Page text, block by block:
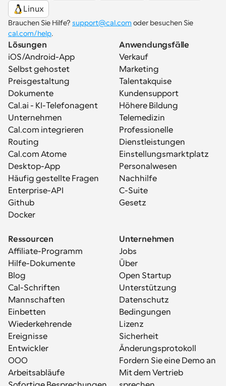
Linux
Brauchen Sie Hilfe? support@cal.com
cal.com/help.
Lösungen
iOS/Android-App
Selbst gehostet
Preisgestaltung
Dokumente
Cal.ai - KI-Telefonagent
Unternehmen
Cal.com integrieren
Routing
Cal.com Atome
Desktop-App
Häufig gestellte Fragen
Enterprise-API
Github
Docker
Anwendungsfälle
Verkauf
Marketing
Talentakquise
Kundensupport
Höhere Bildung
Telemedizin
Professionelle
Dienstleistungen
Einstellungsmarktplatz
Personalwesen
Nachhilfe
C-Suite
Gesetz
Ressourcen
Affiliate-Programm
Hilfe-Dokumente
Blog
Cal-Schriften
Mannschaften
Einbetten
Wiederkehrende
Ereignisse
Entwickler
OOO
Arbeitsabläufe
Unternehmen
Jobs
Über
Open Startup
Unterstützung
Datenschutz
Bedingungen
Lizenz
Sicherheit
Änderungsprotokoll
Fordern Sie eine Demo an
Mit dem Vertrieb